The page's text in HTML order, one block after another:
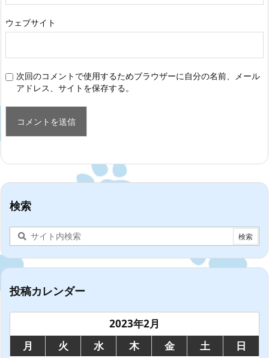
ウェブサイト
次回のコメントで使用するためブラウザーに自分の名前、メール
アドレス、サイトを保存する。
検索
投稿カレンダー
2023年2月
月
火 水 木 金 土
日